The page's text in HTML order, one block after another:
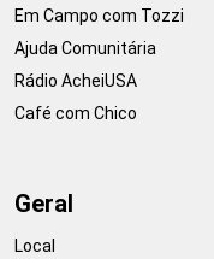
Em Campo com Tozzi
Ajuda Comunitária
Rádio AcheiUSA
Café com Chico
Geral
Local